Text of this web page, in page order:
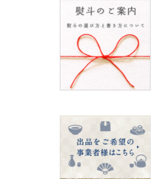
SUSgalleryと過ごす至福の時
千切りピーラーで仕込んでみ
星座マグでくつろぎのひとと
コーヒーミルで格別な1杯を
味わう
行平鍋があればたいていのこ
とは大丈夫。
馬毛歯ブラシがオススメな理